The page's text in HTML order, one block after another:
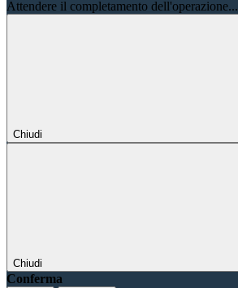
Attendere il completamento dell'operazione...
Chiudi
Chiudi
Conferma